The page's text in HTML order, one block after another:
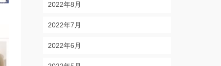
2022年8月
2022年7月
2022年6月